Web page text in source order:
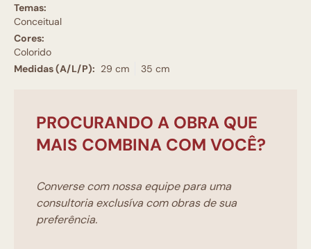
Temas:
Conceitual
Cores:
Colorido
Medidas (A/L/P): 29 cm 35 cm
PROCURANDO A OBRA QUE
MAIS COMBINA COM VOCÊ?
Converse com nossa equipe para uma
consultoria exclusíva com obras de sua
preferência.